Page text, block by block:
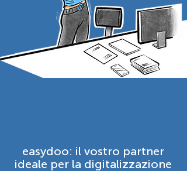
easydoo: il vostro partner
ideale per la digitalizzazione